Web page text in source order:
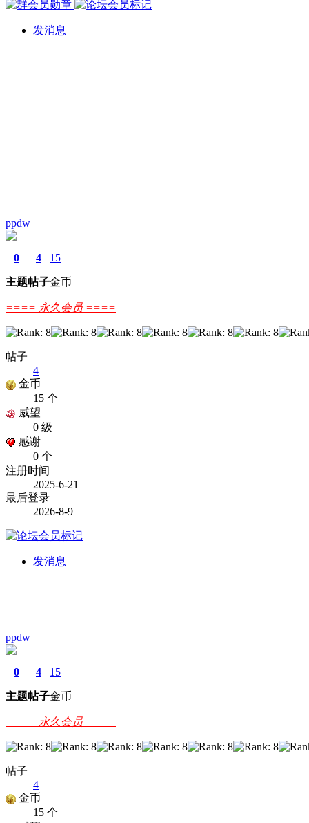
发消息
ppdw
0
主题
4
帖子
15
金币
==== 永久会员 ====
帖子
4
金币
15 个
威望
0 级
感谢
0 个
注册时间
2025-6-21
最后登录
2026-8-9
发消息
ppdw
0
主题
4
帖子
15
金币
==== 永久会员 ====
帖子
4
金币
15 个